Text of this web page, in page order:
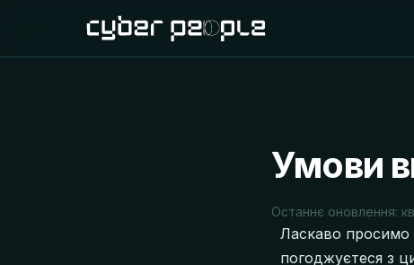
Умови
Останнє оновлення:
Ласкаво
погоджуєтеся з